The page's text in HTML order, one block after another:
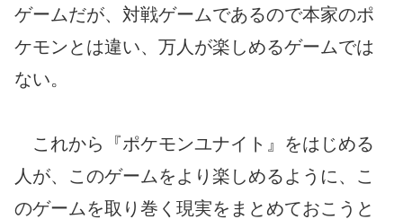
ゲームだが、対戦ゲームであるので本家のポ
ケモンとは違い、万人が楽しめるゲームでは
ない。
これから『ポケモンユナイト』をはじめる
人が、このゲームをより楽しめるように、こ
のゲームを取り巻く現実をまとめておこうと